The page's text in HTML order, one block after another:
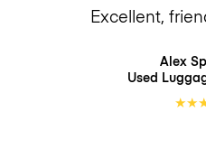
Excellent,
Alex
Used
★★